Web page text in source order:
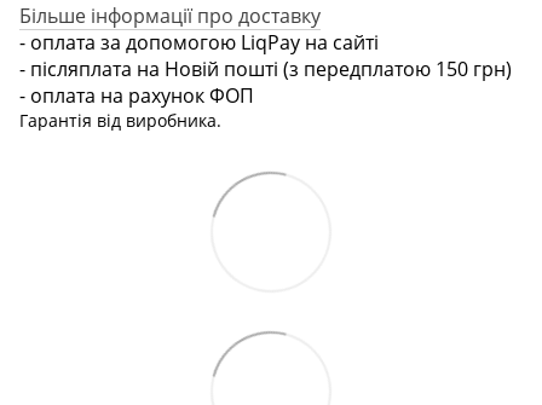
Більше інформації про доставку
- оплата за допомогою LiqPay на сайті
- післяплата на Новій пошті (з передплатою 150 грн)
- оплата на рахунок ФОП
Гарантія від виробника.